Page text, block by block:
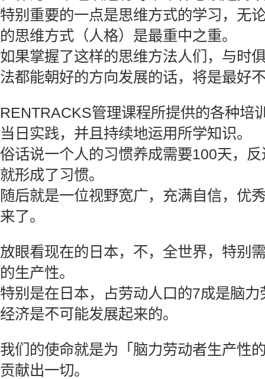
特别重要的一点是思维方式的学习，无
的思维方式（人格）是最重中之重。
如果掌握了这样的思维方法人们，与时
法都能朝好的方向发展的话，将是最好
RENTRACKS管理课程所提供的各种培
当日实践，并且持续地运用所学知识。
俗话说一个人的习惯养成需要100天，
就形成了习惯。
随后就是一位视野宽广，充满自信，优
来了。
放眼看现在的日本，不，全世界，特别
的生产性。
特别是在日本，占劳动人口的7成是脑
经济是不可能发展起来的。
我们的使命就是为「脑力劳动者生产性
贡献出一切。